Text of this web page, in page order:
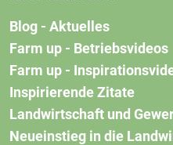
Blog - Aktuelles
Farm up - Betriebsvideos
Farm up -
Inspirierende Zitate
Landwirtschaft und
Neueinstieg in die